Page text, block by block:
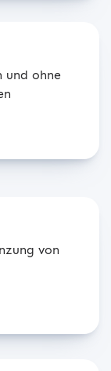
und ohne
von